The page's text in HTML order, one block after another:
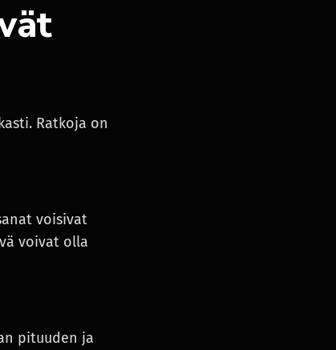
Ratkoja on
voisivat
voivat olla
pituuden ja